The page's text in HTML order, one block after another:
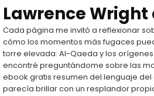
Lawrence
Cada página me invitó a reflexionar
cómo los momentos más fugaces
torre elevada: Al-Qaeda y los
encontré preguntándome sobre las
ebook gratis resumen del lenguaje
parecía brillar con un resplandor